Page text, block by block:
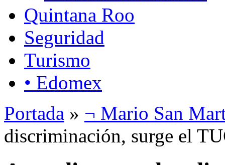
Quintana Roo
Seguridad
Turismo
• Edomex
Portada » ¬ Mario San
discriminación, surge el